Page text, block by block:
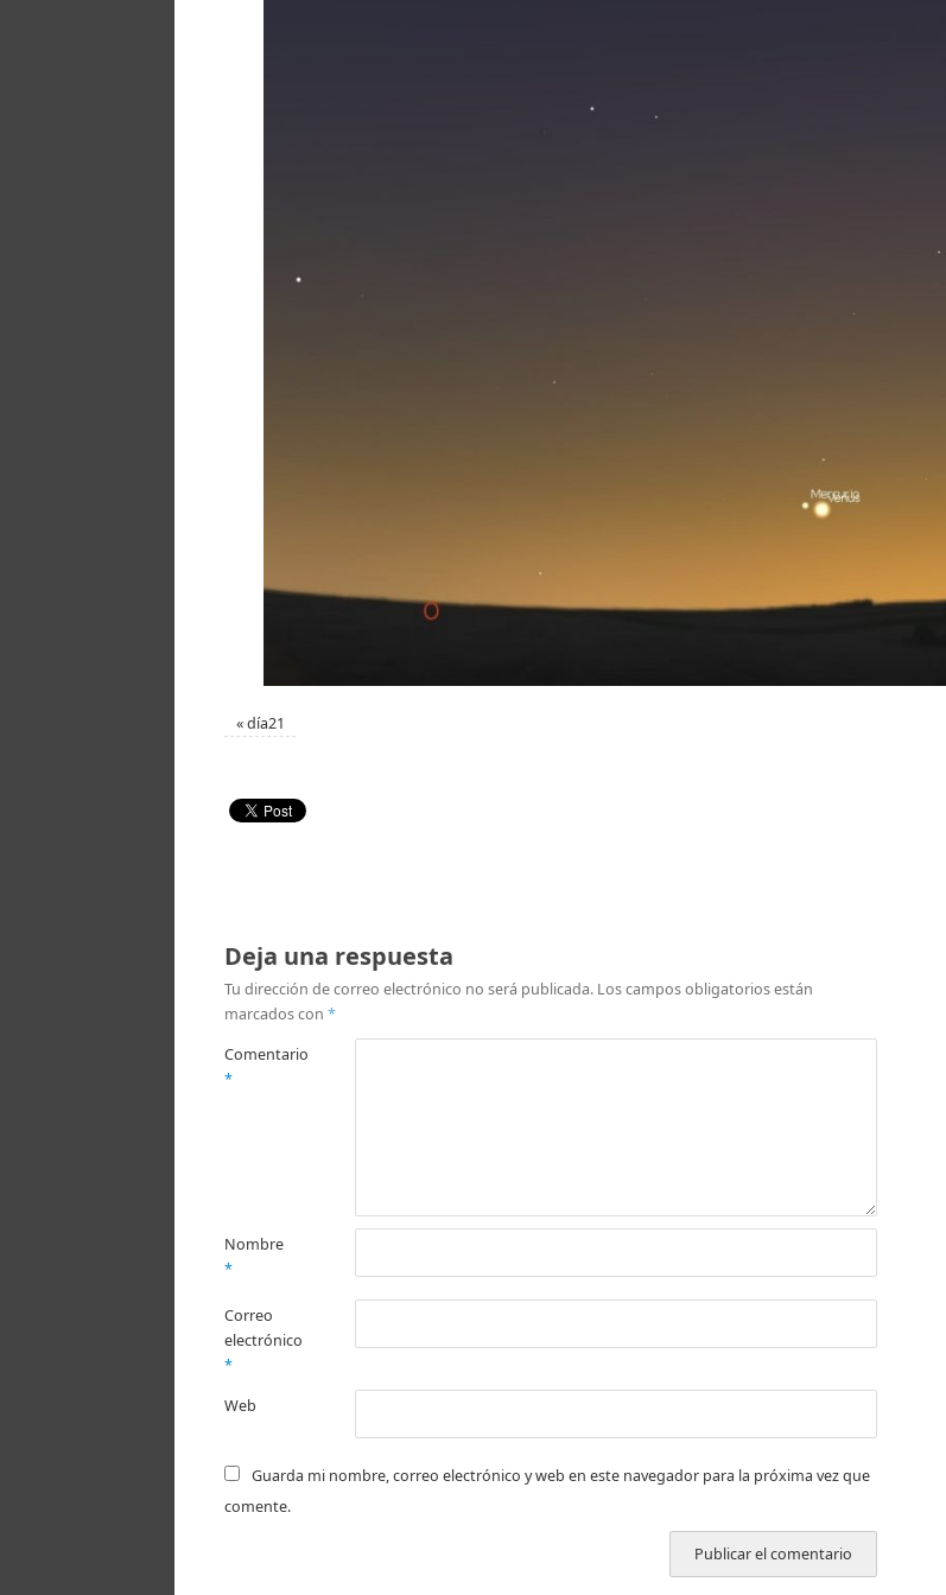
«día21
Deja una respuesta
Tu dirección de correo electrónico no será publicada. Los campos obligatorios están
marcados con *
Comentario
*
Nombre
*
Correo
electrónico
*
Web
Guarda mi nombre, correo electrónico y web en este navegador para la próxima vez que
comente.